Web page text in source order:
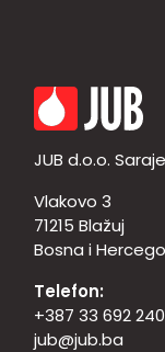
JUB d.o.o.
Vlakovo 3
71215 Blažuj
Bosna i
Telefon:
+387 33 692 240
jub@jub.ba